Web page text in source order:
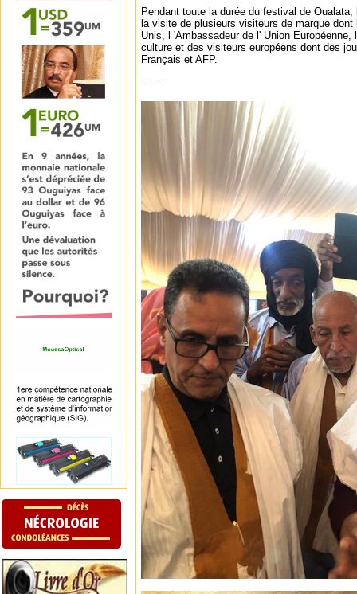
Pendant toute la durée du festival de
la visite de plusieurs visiteurs de marque
Unis, l 'Ambassadeur de l' Union
culture et des visiteurs européens dont des
Français et AFP.
-------